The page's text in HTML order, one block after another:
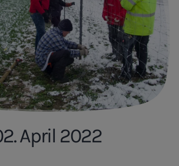
April 2022